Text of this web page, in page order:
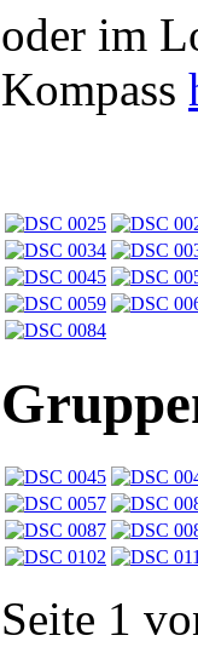
oder im
Kompass
Seite 1